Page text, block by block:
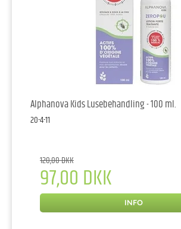
Alphanova Kids Lusebehandling - 100 ml.
20-4-11
120,00 DKK
97,00 DKK
INFO